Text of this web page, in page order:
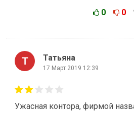
0 0
Татьяна
17 Март 2019 12:39
Ужасная контора, фирмой